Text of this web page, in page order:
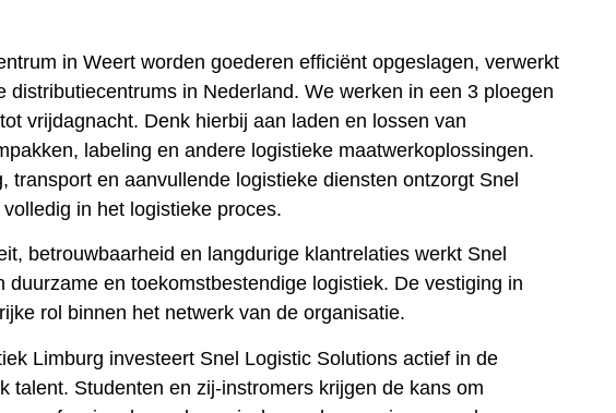
in Weert worden goederen efficiënt opgeslagen, verwerkt
distributiecentrums in Nederland. We werken in een 3 ploegen
vrijdagnacht. Denk hierbij aan laden en lossen van
labeling en andere logistieke maatwerkoplossingen.
transport en aanvullende logistieke diensten ontzorgt Snel
in het logistieke proces.
betrouwbaarheid en langdurige klantrelaties werkt Snel
duurzame en toekomstbestendige logistiek. De vestiging in
rol binnen het netwerk van de organisatie.
Limburg investeert Snel Logistic Solutions actief in de
talent. Studenten enzij-instromers krijgen de kans om